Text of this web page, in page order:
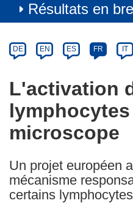
Résultats en
Category
Article
available
the
following
languages:
DE EN ES FR IT
L'activation
lymphocytes
microscope
Un projet européen
mécanisme
certains